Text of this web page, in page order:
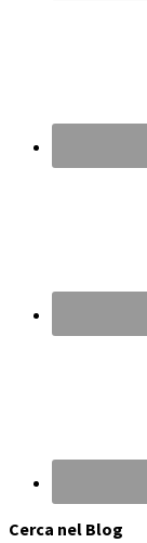
Cerca nel Blog